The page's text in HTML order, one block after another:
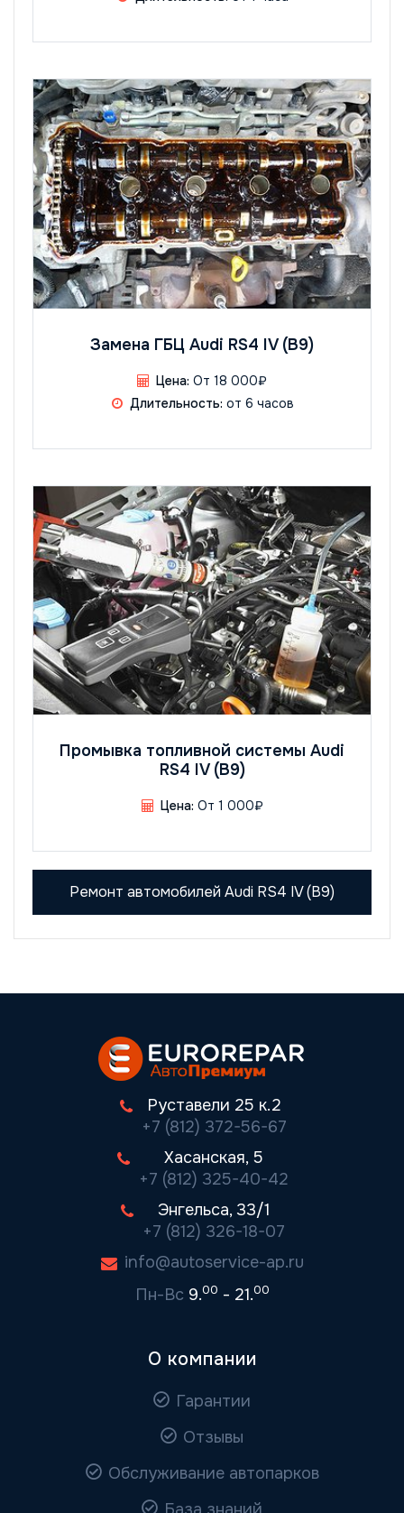
Замена ГБЦ Audi RS4 IV (B9)
Цена: От 18 000₽
Длительность: от 6 часов
Промывка топливной системы Audi
RS4 IV (B9)
Цена: От 1 000₽
Ремонт автомобилей Audi RS4 IV (B9)
Руставели 25 к.2
+7 (812) 372-56-67
Хасанская, 5
+7 (812) 325-40-42
Энгельса, 33/1
+7 (812) 326-18-07
info@autoservice-ap.ru
Пн-Вс 9.00 - 21.00
О компании
Гарантии
Отзывы
Обслуживание автопарков